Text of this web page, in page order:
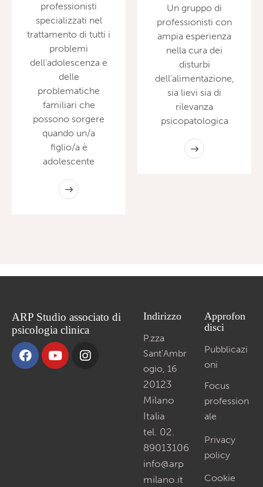
professionisti
specializzati nel
trattamento di tutti i
problemi
dell’adolescenza e
delle
problematiche
familiari che
possono sorgere
quando un/a
figlio/a è
adolescente
Un gruppo di
professionisti con
ampia esperienza
nella cura dei
disturbi
dell’alimentazione,
sia lievi sia di
rilevanza
psicopatologica
ARP Studio associato di
psicologia clinica
Indirizzo
P.zza
Sant’Ambr
ogio, 16
20123
Milano
Italia
tel. 02.
89013106
info@arp
milano.it
Approfon
disci
Pubblicazi
oni
Focus
profession
ale
Privacy
policy
Cookie